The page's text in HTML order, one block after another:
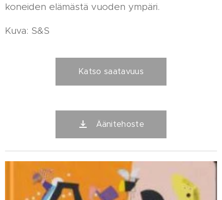
koneiden elämästä vuoden ympäri.
Kuva: S&S
Katso saatavuus
Äänitehoste